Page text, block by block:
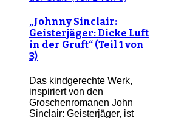
„Johnny Sinclair:
Geisterjäger: Dicke Luft
in der Gruft“ (Teil 1 von
3)
Das kindgerechte Werk,
inspiriert von den
Groschenromanen John
Sinclair: Geisterjäger, ist